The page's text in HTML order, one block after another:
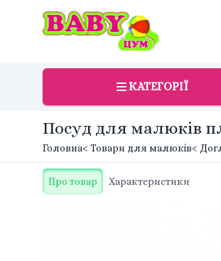
КАТЕГОРІЇ
Посуд для малюків
Головна< Товари для малюків<
Про товар Характеристики